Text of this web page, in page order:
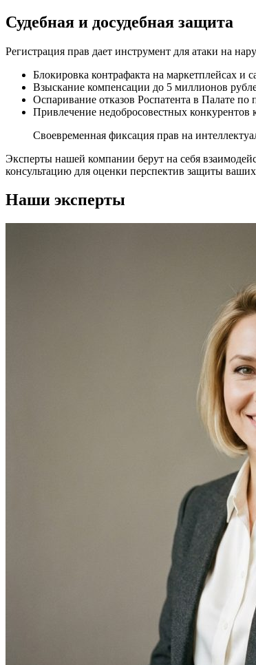
Судебная и досудебная защита
Регистрация прав дает инструмент для атаки на
Блокировка контрафакта на маркетплейсах и
Взыскание компенсации до 5 миллионов
Оспаривание отказов Роспатента в Палате по
Привлечение недобросовестных
Своевременная фиксация прав на
Эксперты нашей компании берут на себя
консультацию для оценки перспектив защиты
Наши эксперты